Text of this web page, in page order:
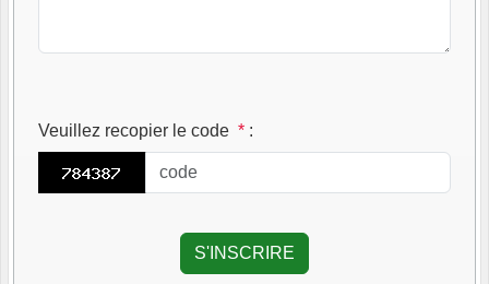
Veuillez recopier le code * :